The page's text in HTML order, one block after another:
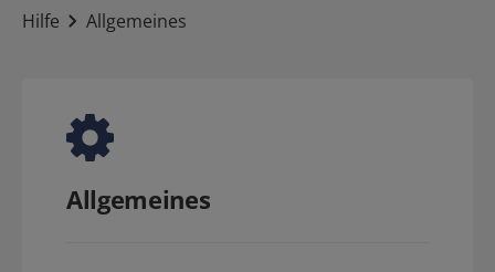
Hilfe Allgemeines
Allgemeines